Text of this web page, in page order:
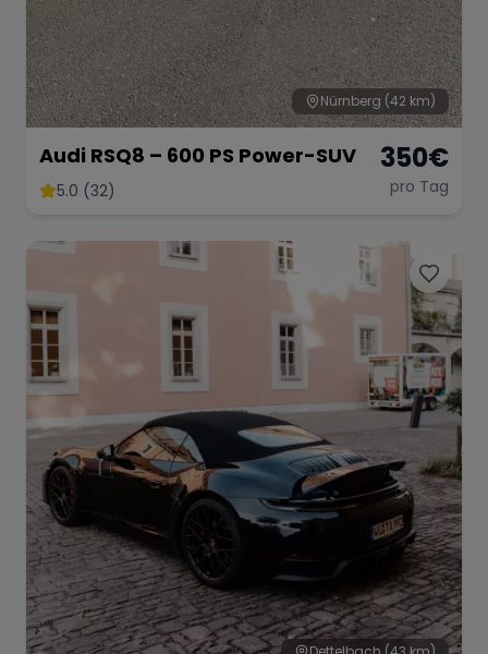
Nürnberg (42 km)
Audi RSQ8 – 600 PS Power-SUV
5.0 (32)
350€
pro Tag